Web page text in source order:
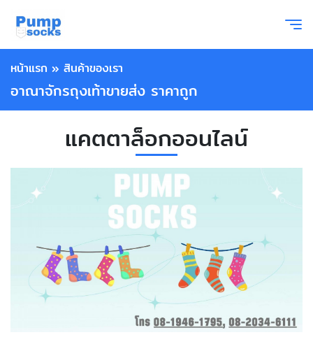
หน้าแรก » สินค้าของเรา
อาณาจักรถุงเท้าขายส่ง ราคาถูก
แคตตาล็อกออนไลน์